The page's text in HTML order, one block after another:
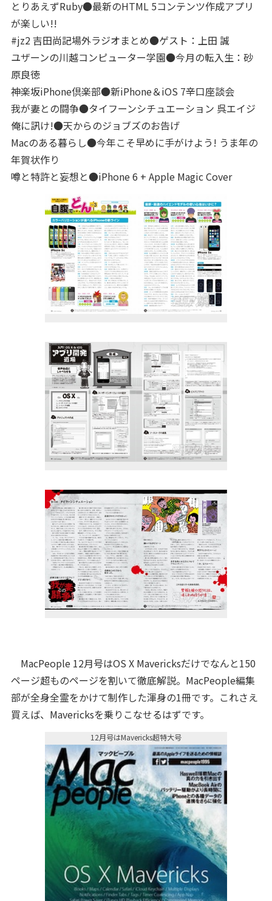
とりあえずRuby●最新のHTML 5コンテンツ作成アプリ
が楽しい!!
#jz2 吉田尚記場外ラジオまとめ●ゲスト：上田 誠
ユザーンの川越コンピューター学園●今月の転入生：砂
原良徳
神楽坂iPhone倶楽部●新iPhone＆iOS 7辛口座談会
我が妻との闘争●タイフーンシチュエーション 呉エイジ
俺に訊け!●天からのジョブズのお告げ
Macのある暮らし●今年こそ早めに手がけよう! うま年の
年賀状作り
噂と特許と妄想と●iPhone 6 + Apple Magic Cover
MacPeople 12月号はOS X Mavericksだけでなんと150
ページ超ものページを割いて徹底解説。MacPeople編集
部が全身全霊をかけて制作した渾身の1冊です。これさえ
買えば、Mavericksを乗りこなせるはずです。
12月号はMavericks超特大号